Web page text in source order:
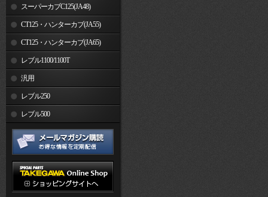
スーパーカブC125(JA48)
CT125・ハンターカブ(JA55)
CT125・ハンターカブ(JA65)
レブル1100/1100T
汎用
レブル250
レブル500